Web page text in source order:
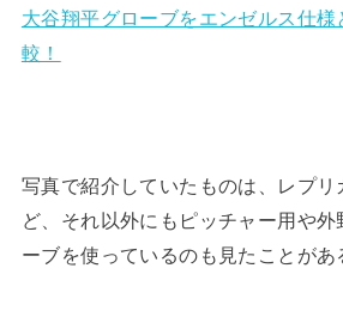
大谷翔平グローブをエンゼルス仕
較！
写真で紹介していたものは、レプリ
ど、それ以外にもピッチャー用や外
ーブを使っているのも見たことがあ